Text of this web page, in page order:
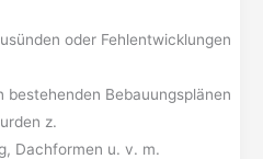
oder Fehlentwicklungen
bestehenden Bebauungsplänen
z.
Dachformen u. v. m.